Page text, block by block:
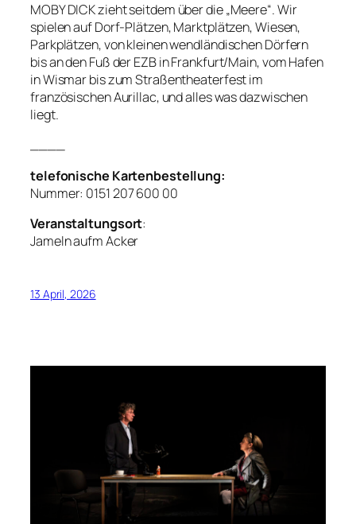
MOBY DICK zieht seitdem über die „Meere“. Wir
spielen auf Dorf-Plätzen, Marktplätzen, Wiesen,
Parkplätzen, von kleinen wendländischen Dörfern
bis an den Fuß der EZB in Frankfurt/Main, vom Hafen
in Wismar bis zum Straßentheaterfest im
französischen Aurillac, und alles was dazwischen
liegt.
____
telefonische Kartenbestellung:
Nummer: 0151 207 600 00
Veranstaltungsort:
Jameln aufm Acker
13 April, 2026